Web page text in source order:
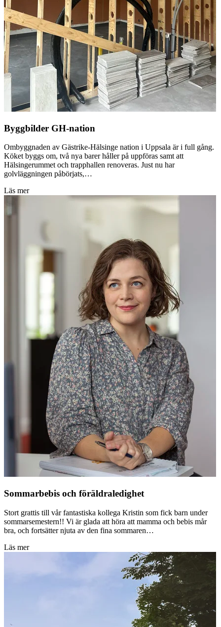
Byggbilder GH-nation
Ombyggnaden av Gästrike-Hälsinge nation i Uppsala är i full gång.
Köket byggs om, två nya barer håller på uppföras samt att
Hälsingerummet och trapphallen renoveras. Just nu har
golvläggningen påbörjats,…
Läs mer
Sommarbebis och föräldraledighet
Stort grattis till vår fantastiska kollega Kristin som fick barn under
sommarsemestern!! Vi är glada att höra att mamma och bebis mår
bra, och fortsätter njuta av den fina sommaren…
Läs mer